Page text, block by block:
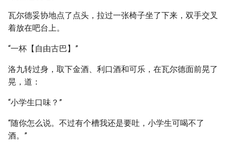
瓦尔德妥协地点了点头，拉过一张椅子坐了下来，双手交叉
着放在吧台上。
“一杯【自由古巴】”
洛九转过身，取下金酒、利口酒和可乐，在瓦尔德面前晃了
晃，道：
“小学生口味？”
“随你怎么说。不过有个槽我还是要吐，小学生可喝不了
酒。”